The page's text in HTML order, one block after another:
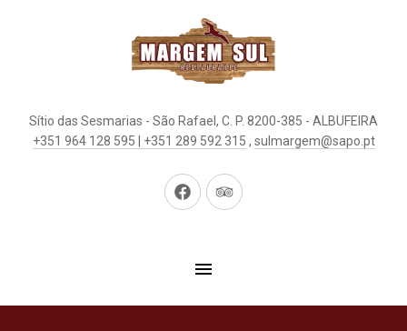
Sítio das Sesmarias - São Rafael, C. P. 8200-385 - ALBUFEIRA
+351 964 128 595 | +351 289 592 315 , sulmargem@sapo.pt
New
New